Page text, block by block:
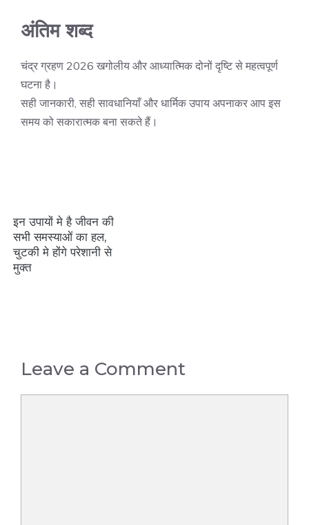
अंतिम शब्द
चंद्र ग्रहण 2026 खगोलीय और आध्यात्मिक दोनों दृष्टि से महत्वपूर्ण
घटना है।
सही जानकारी, सही सावधानियाँ और धार्मिक उपाय अपनाकर आप इस
समय को सकारात्मक बना सकते हैं।
इन उपायों मे है जीवन की
सभी समस्याओं का हल,
चुटकी मे होंगे परेशानी से
मुक्त
Leave a Comment